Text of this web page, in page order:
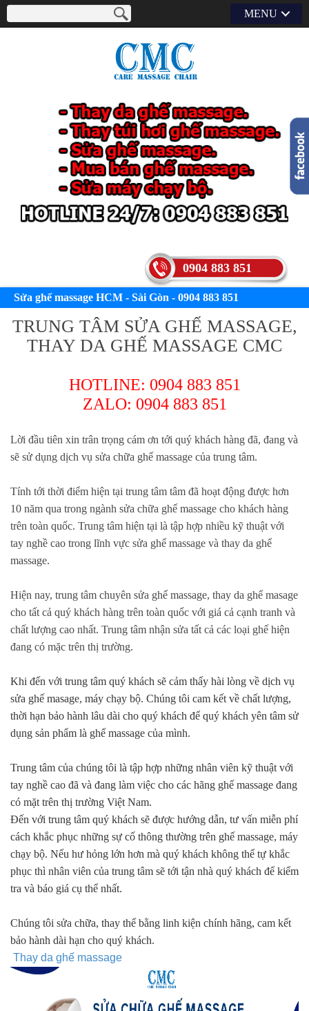
MENU
0904 883 851
Sửa ghế massage HCM - Sài Gòn - 0904 883 851
TRUNG TÂM SỬA GHẾ MASSAGE,
THAY DA GHẾ MASSAGE CMC
HOTLINE: 0904 883 851
ZALO: 0904 883 851
Lời đầu tiên xin trân trọng cám ơn tới quý khách hàng đã, đang và
sẽ sử dụng dịch vụ sửa chữa ghế massage của trung tâm.
Tính tới thời điểm hiện tại trung tâm tâm đã hoạt động được hơn
10 năm qua trong ngành sửa chữa ghế massage cho khách hàng
trên toàn quốc. Trung tâm hiện tại là tập hợp nhiều kỹ thuật với
tay nghề cao trong lĩnh vực sửa ghế massage và thay da ghế
massage.
Hiện nay, trung tâm chuyên sửa ghế massage, thay da ghế masage
cho tất cả quý khách hàng trên toàn quốc với giá cả cạnh tranh và
chất lượng cao nhất. Trung tâm nhận sửa tất cả các loại ghế hiện
đang có mặc trên thị trường.
Khi đến với trung tâm quý khách sẽ cảm thấy hài lòng về dịch vụ
sửa ghế masage, máy chạy bộ. Chúng tôi cam kết về chất lượng,
thời hạn bảo hành lâu dài cho quý khách để quý khách yên tâm sử
dụng sản phẩm là ghế massage của mình.
Trung tâm của chúng tôi là tập hợp những nhân viên kỹ thuật với
tay nghề cao đã và đang làm việc cho các hãng ghế massage đang
có mặt trên thị trường Việt Nam.
Đến với trung tâm quý khách sẽ được hướng dẫn, tư vấn miễn phí
cách khắc phục những sự cố thông thường trên ghế massage, máy
chạy bộ. Nếu hư hỏng lớn hơn mà quý khách không thể tự khắc
phục thì nhân viên của trung tâm sẽ tới tận nhà quý khách để kiểm
tra và báo giá cụ thể nhất.
Chúng tôi sửa chữa, thay thế bằng linh kiện chính hãng, cam kết
bảo hành dài hạn cho quý khách.
Thay da ghế massage